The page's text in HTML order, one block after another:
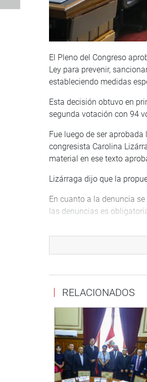
El Pleno del Congreso
Ley para prevenir,
estableciendo medidas
Esta decisión obtuvo en
segunda votación con 94
Fue luego de ser
congresista Carolina
material en ese texto
Lizárraga dijo que la
En cuanto a la denuncia
las denuncias es
recursos tecnológicos
procedimientos virtuales
prescindir de la audiencia
acto medidas de
forma inmediata,
denuncia hasta que se
Asimismo, agregó que
coordinación con la
RELACIONADOS